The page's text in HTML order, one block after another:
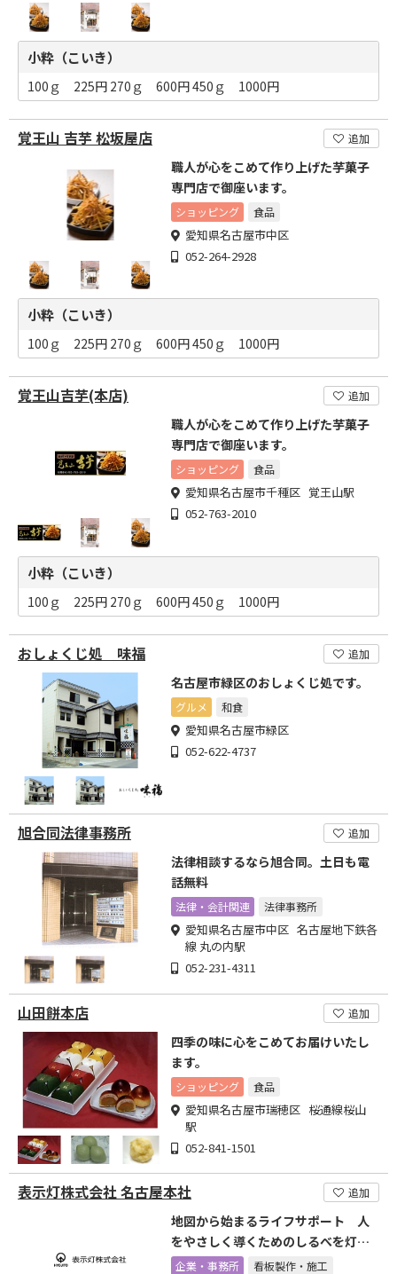
小粋（こいき）
100ｇ 225円 270ｇ 600円 450ｇ 1000円
覚王山 吉芋 松坂屋店 追加
職人が心をこめて作り上げた芋菓子
専門店で御座います。
ショッピング 食品
愛知県名古屋市中区
052-264-2928
小粋（こいき）
100ｇ 225円 270ｇ 600円 450ｇ 1000円
覚王山吉芋(本店) 追加
職人が心をこめて作り上げた芋菓子
専門店で御座います。
ショッピング 食品
愛知県名古屋市千種区 覚王山駅
052-763-2010
小粋（こいき）
100ｇ 225円 270ｇ 600円 450ｇ 1000円
おしょくじ処 味福 追加
名古屋市緑区のおしょくじ処です。
グルメ 和食
愛知県名古屋市緑区
052-622-4737
旭合同法律事務所 追加
法律相談するなら旭合同。土日も電
話無料
法律・会計関連 法律事務所
愛知県名古屋市中区 名古屋地下鉄各
線 丸の内駅
052-231-4311
山田餅本店 追加
四季の味に心をこめてお届けいたし
ます。
ショッピング 食品
愛知県名古屋市瑞穂区 桜通線桜山
駅
052-841-1501
表示灯株式会社 名古屋本社 追加
地図から始まるライフサポート 人
をやさしく導くためのしるべを灯す
会社
企業・事務所 看板製作・施工